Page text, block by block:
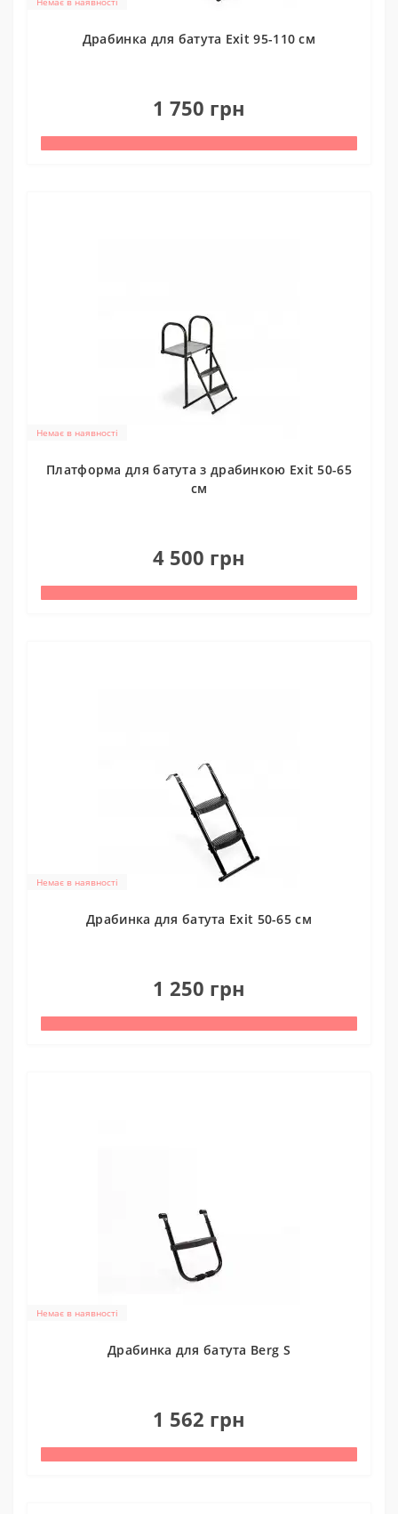
Драбинка для батута Exit 95-110 см
1 750 грн
Немає в наявності
Платформа для батута з драбинкою Exit 50-65
см
4 500 грн
Немає в наявності
Драбинка для батута Exit 50-65 см
1 250 грн
Немає в наявності
Драбинка для батута Berg S
1 562 грн